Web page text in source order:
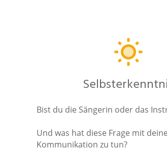
Bist du die Sängerin oder das
Und was hat diese Frage mit
Kommunikation zu tun?